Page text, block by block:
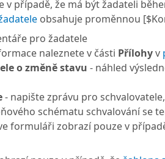
v případě, že má být žadateli
obsahuje proměnnou
pro žadatele
naleznete v části Přílohyv
o změně stavu - náhled
- napište zprávu pro
schématu schvalování se
formuláři zobrazí pouze v